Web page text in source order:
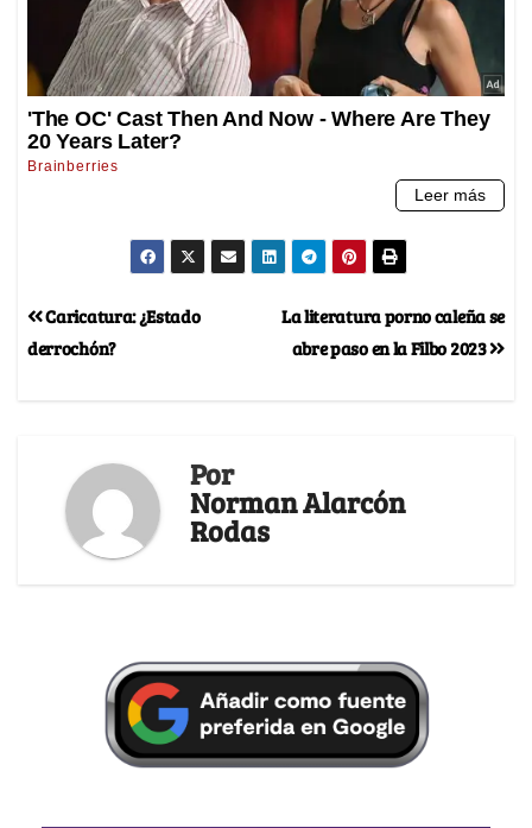
La literatura porno caleña se
abre paso en la Filbo 2023
Caricatura: ¿Estado
derrochón?
Por
Norman Alarcón
Rodas